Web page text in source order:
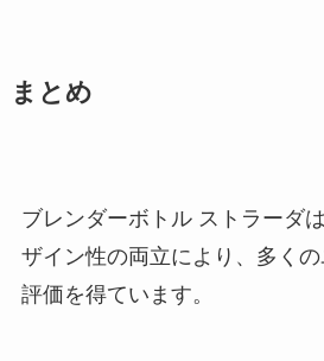
まとめ
ブレンダーボトル ストラーダ
ザイン性の両立により、多く
評価を得ています。